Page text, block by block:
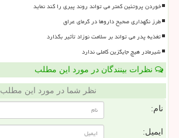
خوردن پروتئین کمتر می تواند روند پیری را کند نماید
طرز نگهداری صحیح داروها در گرمای عراق
تغذیه پدر می تواند بر سلامت نوزاد تأثیر بگذارد
شیرمادر هیچ جایگزین کاملی ندارد
نظرات بینندگان در مورد این مطلب
نظر شما در مورد این مطلب
نام:
ایمیل: